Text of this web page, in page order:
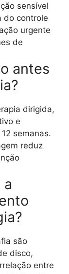
sensível
do controle
urgente
de
antes
dirigida,
e
semanas.
reduz
a
são
disco,
entre